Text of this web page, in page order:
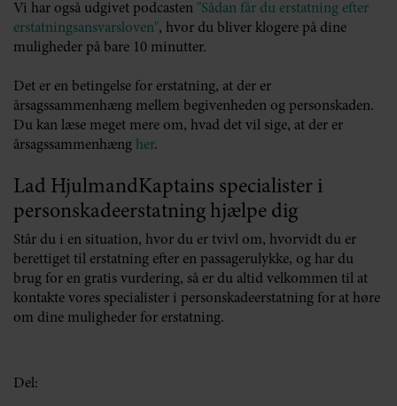
Vi har også udgivet podcasten "Sådan får du erstatning efter
erstatningsansvarsloven", hvor du bliver klogere på dine
muligheder på bare 10 minutter.
Det er en betingelse for erstatning, at der er
årsagssammenhæng mellem begivenheden og personskaden.
Du kan læse meget mere om, hvad det vil sige, at der er
årsagssammenhæng her.
Lad HjulmandKaptains specialister i
personskadeerstatning hjælpe dig
Står du i en situation, hvor du er tvivl om, hvorvidt du er
berettiget til erstatning efter en passagerulykke, og har du
brug for en gratis vurdering, så er du altid velkommen til at
kontakte vores specialister i personskadeerstatning for at høre
om dine muligheder for erstatning.
Del: